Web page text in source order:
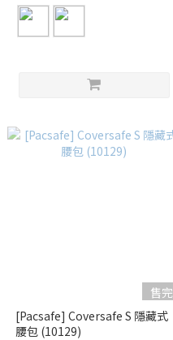
售完
[Pacsafe] Coversafe S 隱藏式
腰包 (10129)